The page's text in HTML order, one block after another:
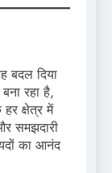
बदल दिया
रहा है,
क्षेत्र में
समझदारी
का आनंद